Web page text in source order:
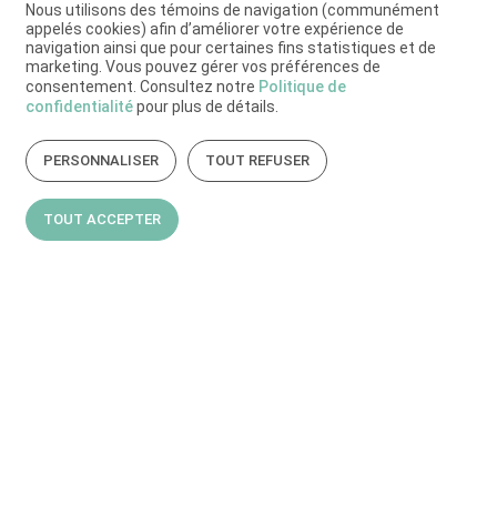
Nous utilisons des témoins de navigation (communément
appelés cookies) afin d’améliorer votre expérience de
navigation ainsi que pour certaines fins statistiques et de
marketing. Vous pouvez gérer vos préférences de
consentement. Consultez notre Politique de
confidentialitépour plus de détails.
PERSONNALISER TOUT REFUSER
TOUT ACCEPTER